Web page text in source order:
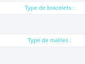
Type de bracelets :
Type de mailles :